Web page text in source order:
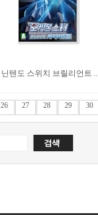
닌텐도 스위치 브릴리언트 ..
26 27 28 29 30